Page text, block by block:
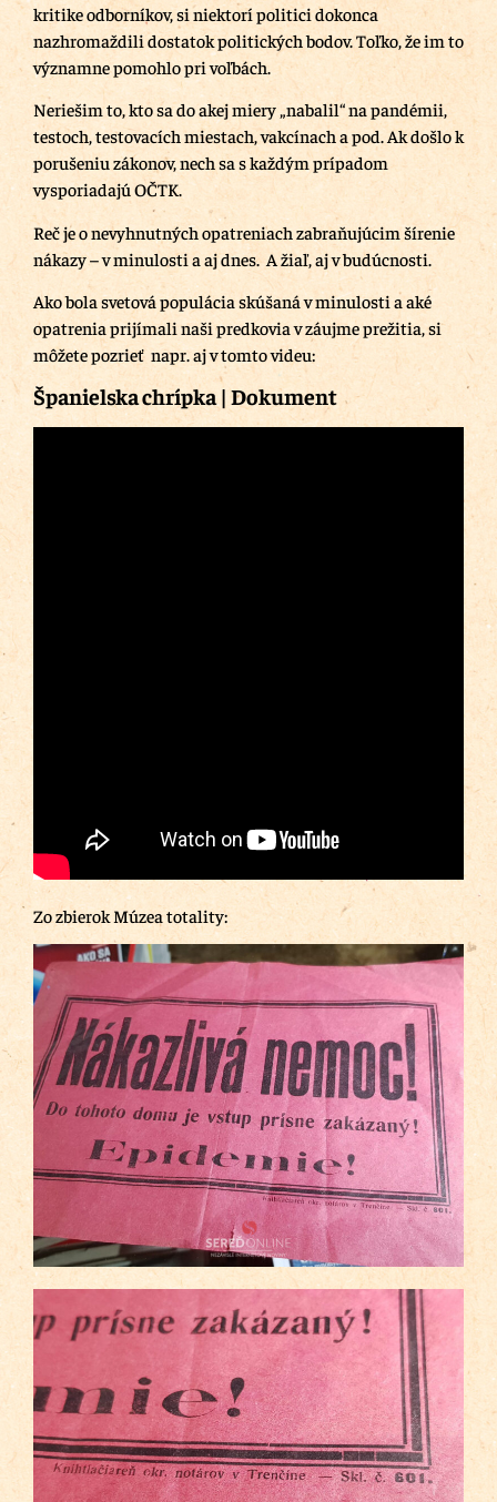
kritike odborníkov, si niektorí politici dokonca
nazhromaždili dostatok politických bodov. Toľko, že im to
významne pomohlo pri voľbách.
Neriešim to, kto sa do akej miery „nabalil“ na pandémii,
testoch, testovacích miestach, vakcínach a pod. Ak došlo k
porušeniu zákonov, nech sa s každým prípadom
vysporiadajú OČTK.
Reč je o nevyhnutných opatreniach zabraňujúcim šírenie
nákazy – v minulosti a aj dnes. A žiaľ, aj v budúcnosti.
Ako bola svetová populácia skúšaná v minulosti a aké
opatrenia prijímali naši predkovia v záujme prežitia, si
môžete pozrieť napr. aj v tomto videu:
Španielska chrípka | Dokument
Zo zbierok Múzea totality: